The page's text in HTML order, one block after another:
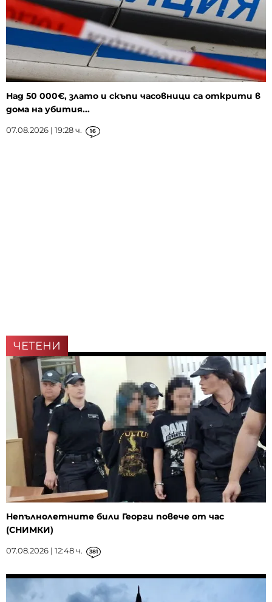
Над 50 000€, злато и скъпи часовници са открити в
дома на убития...
07.08.2026 | 19:28 ч. 16
ЧЕТЕНИ
Непълнолетните били Георги повече от час
(СНИМКИ)
07.08.2026 | 12:48 ч. 381